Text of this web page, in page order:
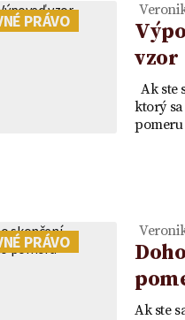
PRÁVO
vzor
Ak ste
ktorý
PRÁVO
Ak ste